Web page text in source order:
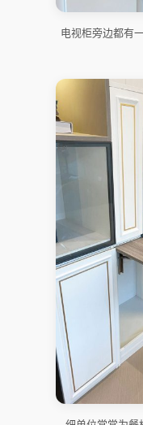
电视柜旁边都有